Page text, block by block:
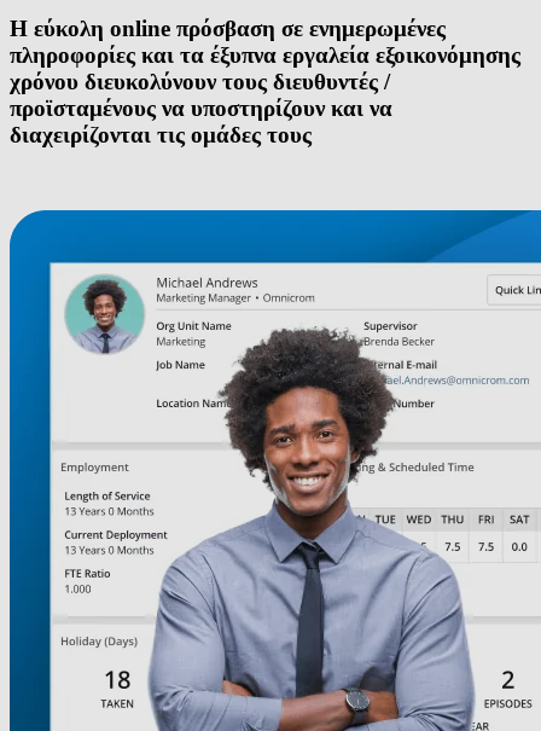
Η εύκολη online πρόσβαση σε ενημερωμένες
πληροφορίες και τα έξυπνα εργαλεία εξοικονόμησης
χρόνου διευκολύνουν τους διευθυντές /
προϊσταμένους να υποστηρίζουν και να
διαχειρίζονται τις ομάδες τους